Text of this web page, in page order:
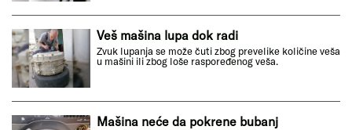
Veš mašina lupa dok radi
Zvuk lupanja se može čuti zbog prevelike količine veša
u mašini ili zbog loše raspoređenog veša.
Mašina neće da pokrene bubanj